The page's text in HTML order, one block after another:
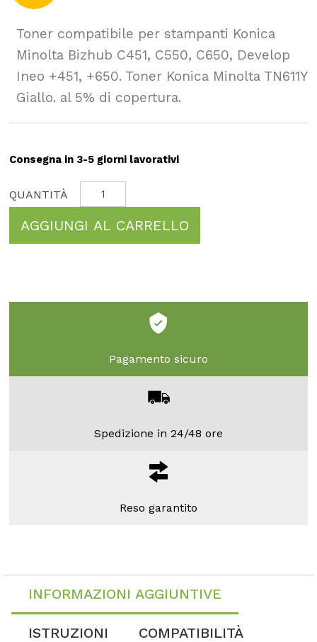
Toner compatibile per stampanti Konica
Minolta Bizhub C451, C550, C650, Develop
Ineo +451, +650. Toner Konica Minolta TN611Y
Giallo. al 5% di copertura.
Consegna in 3-5 giorni lavorativi
AGGIUNGI AL CARRELLO
Pagamento sicuro
Spedizione in 24/48 ore
Reso garantito
INFORMAZIONI AGGIUNTIVE
ISTRUZIONI COMPATIBILITÀ